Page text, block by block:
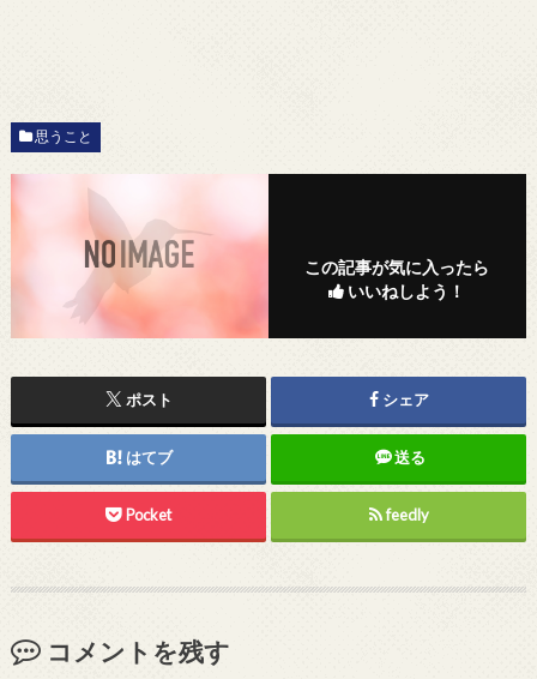
思うこと
この記事が気に入ったら
いいねしよう！
ポスト シェア
はてブ 送る
Pocket feedly
コメントを残す